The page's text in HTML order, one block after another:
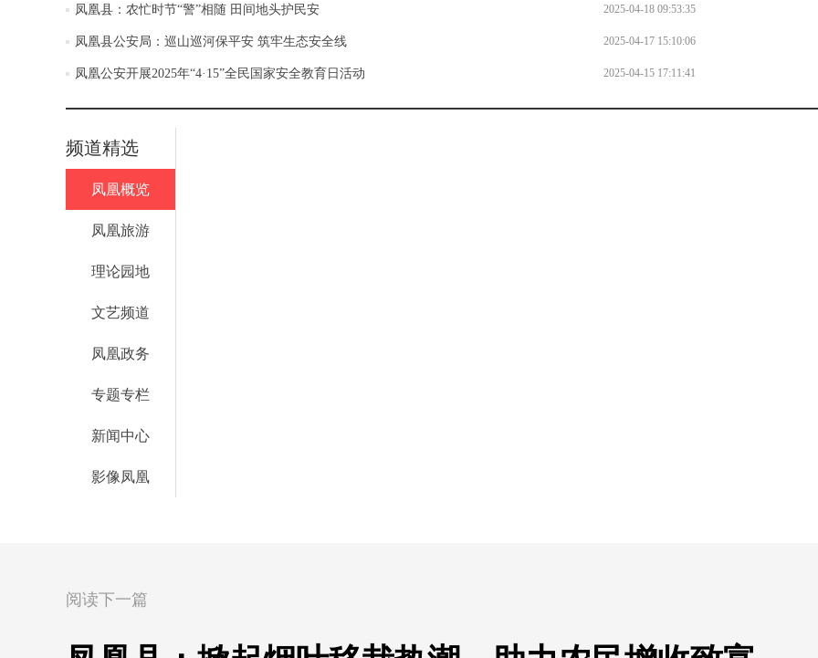
凤凰县：农忙时节“警”相随 田间地头护民安 2025-04-18 09:53:35
凤凰县公安局：巡山巡河保平安 筑牢生态安全线 2025-04-17 15:10:06
凤凰公安开展2025年“4·15”全民国家安全教育日活动 2025-04-15 17:11:41
频道精选
凤凰概览
凤凰旅游
理论园地
文艺频道
凤凰政务
专题专栏
新闻中心
影像凤凰
阅读下一篇